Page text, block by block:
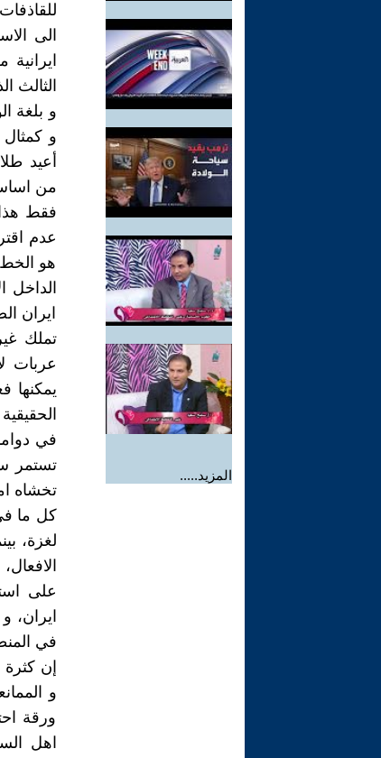
المزيد.....
الى
الثالث
و بلغة
أعيد
من
فقط
عدم
هو
الداخل
ايران
تملك
عربات
يمكنها
في
تستمر
تخشاه
كل ما
لغزة،
على
ايران،
في
إن
و
ورقة
اهل